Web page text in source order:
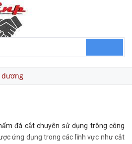
đá cắt chuyên sử dụng trông công
ứng dụng trong các lĩnh vực như cắt